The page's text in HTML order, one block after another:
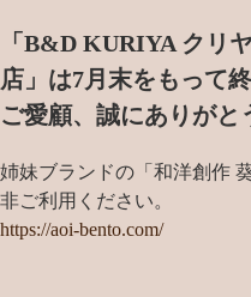
「B&D KURIYA クリ
店」は7月末をもって
ご愛顧、誠にありがと
姉妹ブランドの「和洋創作
非ご利用ください。
https://aoi-bento.com/